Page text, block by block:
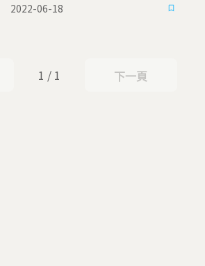
2022-06-18
1 / 1 下一頁
下一頁